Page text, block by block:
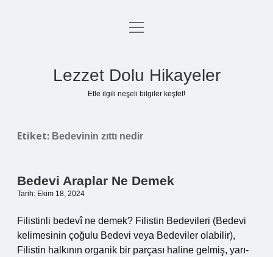
Anasayfa
menüyü
Lezzet Dolu Hikayeler
Etle ilgili neşeli bilgiler keşfet!
Etiket: Bedevinin zıttı nedir
Bedevi Araplar Ne Demek
Tarih: Ekim 18, 2024
Filistinli bedevî ne demek? Filistin Bedevileri (Bedevi
kelimesinin çoğulu Bedevi veya Bedeviler olabilir),
Filistin halkının organik bir parçası haline gelmiş, yarı-